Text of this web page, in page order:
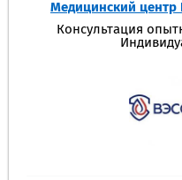
Медицинский
Консультация